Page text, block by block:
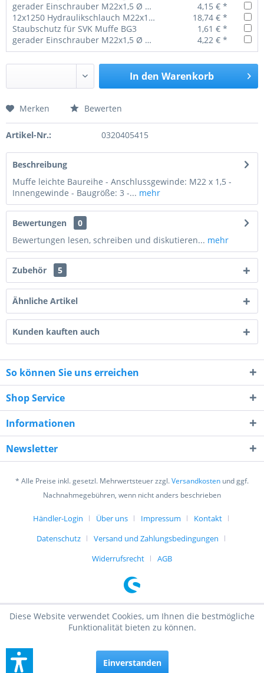
gerader Einschrauber M22x1,5 Ø 12 mm
4,15 € *
12x1250 Hydraulikschlauch M22x1,5 DKOL SW 27 beidseitig mit Überwurfmutter
18,74 € *
Staubschutz für SVK Muffe BG3
1,61 € *
gerader Einschrauber M22x1,5 Ø 15 mm
4,22 € *
In den Warenkorb
Preis anfragen
5 - 4 = ?
Ich habe die
Mit * gekennzeichnete Felder sind Pflichtfelder.
Senden
Merken Bewerten
Artikel-Nr.: 0320405415
Beschreibung
Muffe leichte Baureihe - Anschlussgewinde: M22 x 1,5 -
Innengewinde - Baugröße: 3 -... mehr
Bewertungen
0
Bewertungen lesen, schreiben und diskutieren... mehr
Zubehör 5
Ähnliche Artikel
Kunden kauften auch
So können Sie uns erreichen
Shop Service
Informationen
Newsletter
* Alle Preise inkl. gesetzl. Mehrwertsteuer zzgl.Versandkosten und ggf.
Nachnahmegebühren, wenn nicht anders beschrieben
Händler-Login Über uns Impressum
Kontakt
Datenschutz
Versand und Zahlungsbedingungen
Widerrufsrecht
AGB
Diese Website verwendet Cookies, um Ihnen die bestmögliche
Funktionalität bieten zu können.
Einverstanden